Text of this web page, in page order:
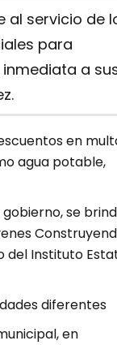
al servicio de
para
a
en
agua potable,
se
del Instituto
diferentes
en